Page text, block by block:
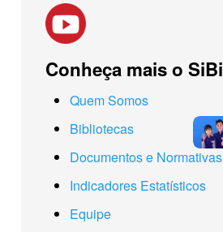
Conheça mais o SiBi
Quem Somos
Bibliotecas
Documentos e Normativas
Indicadores Estatísticos
Equipe